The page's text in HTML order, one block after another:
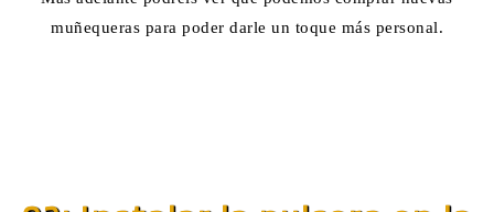
muñequeras para poder darle un toque más personal.